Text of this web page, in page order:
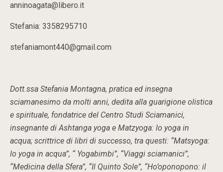
anninoagata@libero.it
Stefania: 3358295710
stefaniamont440@gmail.com
Dott.ssa Stefania Montagna, pratica ed insegna
sciamanesimo da molti anni, dedita alla guarigione olistica
e spirituale, fondatrice del Centro Studi Sciamanici,
insegnante di Ashtanga yoga e Matzyoga: lo yoga in
acqua; scrittrice di libri di successo, tra questi: “Matsyoga:
lo yoga in acqua”, “ Yogabimbi”, “Viaggi sciamanici”,
“Medicina della Sfera”, “Il Quinto Sole”, “Ho’oponopono: il